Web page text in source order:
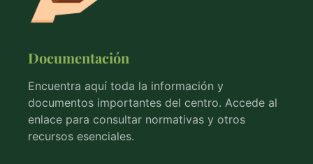
Documentación
Encuentra aquí toda la información y
documentos importantes del centro. Accede al
enlace para consultar normativas y otros
recursos esenciales.